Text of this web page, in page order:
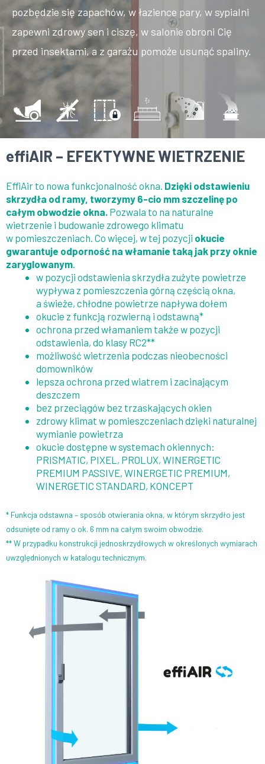
pozbędzie się zapachów, w łazience pary, w sypialni
zapewni zdrowy sen i ciszę, w salonie obroni Cię
przed insektami, a z garażu pomoże usunąć spaliny.
effiAIR – EFEKTYWNE WIETRZENIE
EffiAir to nowa funkcjonalność okna. Dzięki odstawieniu
skrzydła od ramy, tworzymy 6-cio mm szczelinę po
całym obwodzie okna. Pozwala to na naturalne
wietrzenie i budowanie zdrowego klimatu
w pomieszczeniach. Co więcej, w tej pozycji okucie
gwarantuje odporność na włamanie taką jak przy oknie
zaryglowanym
w pozycji odstawienia skrzydła zużyte powietrze
wypływa z pomieszczenia górną częścią okna,
a świeże, chłodne powietrze napływa dołem
okucie z funkcją rozwierną i odstawną*
ochrona przed włamaniem także w pozycji
odstawienia, do klasy RC2**
możliwość wietrzenia podczas nieobecności
domowników
lepsza ochrona przed wiatrem i zacinającym
deszczem
bez przeciągów bez trzaskających okien
zdrowy klimat w pomieszczeniach dzięki naturalnej
wymianie powietrza
okucie dostępne w systemach okiennych:
PRISMATIC, PIXEL, PROLUX, WINERGETIC
PREMIUM PASSIVE, WINERGETIC PREMIUM,
WINERGETIC STANDARD, KONCEPT
* Funkcja odstawna – sposób otwierania okna, w którym skrzydło jest
odsunięte od ramy o ok. 6 mm na całym swoim obwodzie.
** W przypadku konstrukcji jednoskrzydłowych w określonych wymiarach
uwzględnionych w katalogu technicznym.